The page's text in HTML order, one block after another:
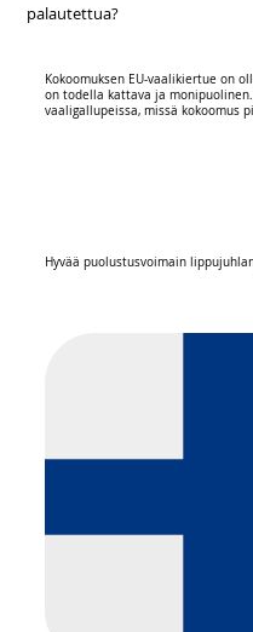
palautettua?
Kokoomuksen EU-vaalikiertue on
on todella kattava ja
vaaligallupeissa, missä kokoomus
Hyvää puolustusvoimain